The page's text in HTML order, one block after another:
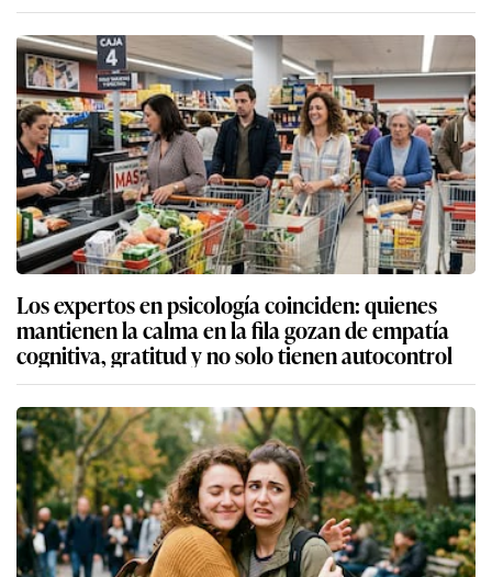
Los expertos en psicología coinciden: quienes
mantienen la calma en la fila gozan de empatía
cognitiva, gratitud y no solo tienen autocontrol